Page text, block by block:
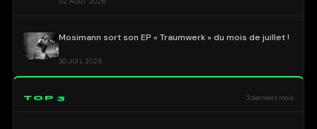
Mosimann sort son EP « Traumwerk » du mois de juillet !
30 JUIL 2026
TOP 3 3 derniers mois